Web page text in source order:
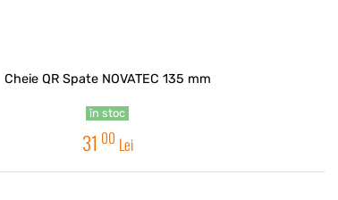
Cheie QR Spate NOVATEC 135 mm
în stoc
31 00 Lei